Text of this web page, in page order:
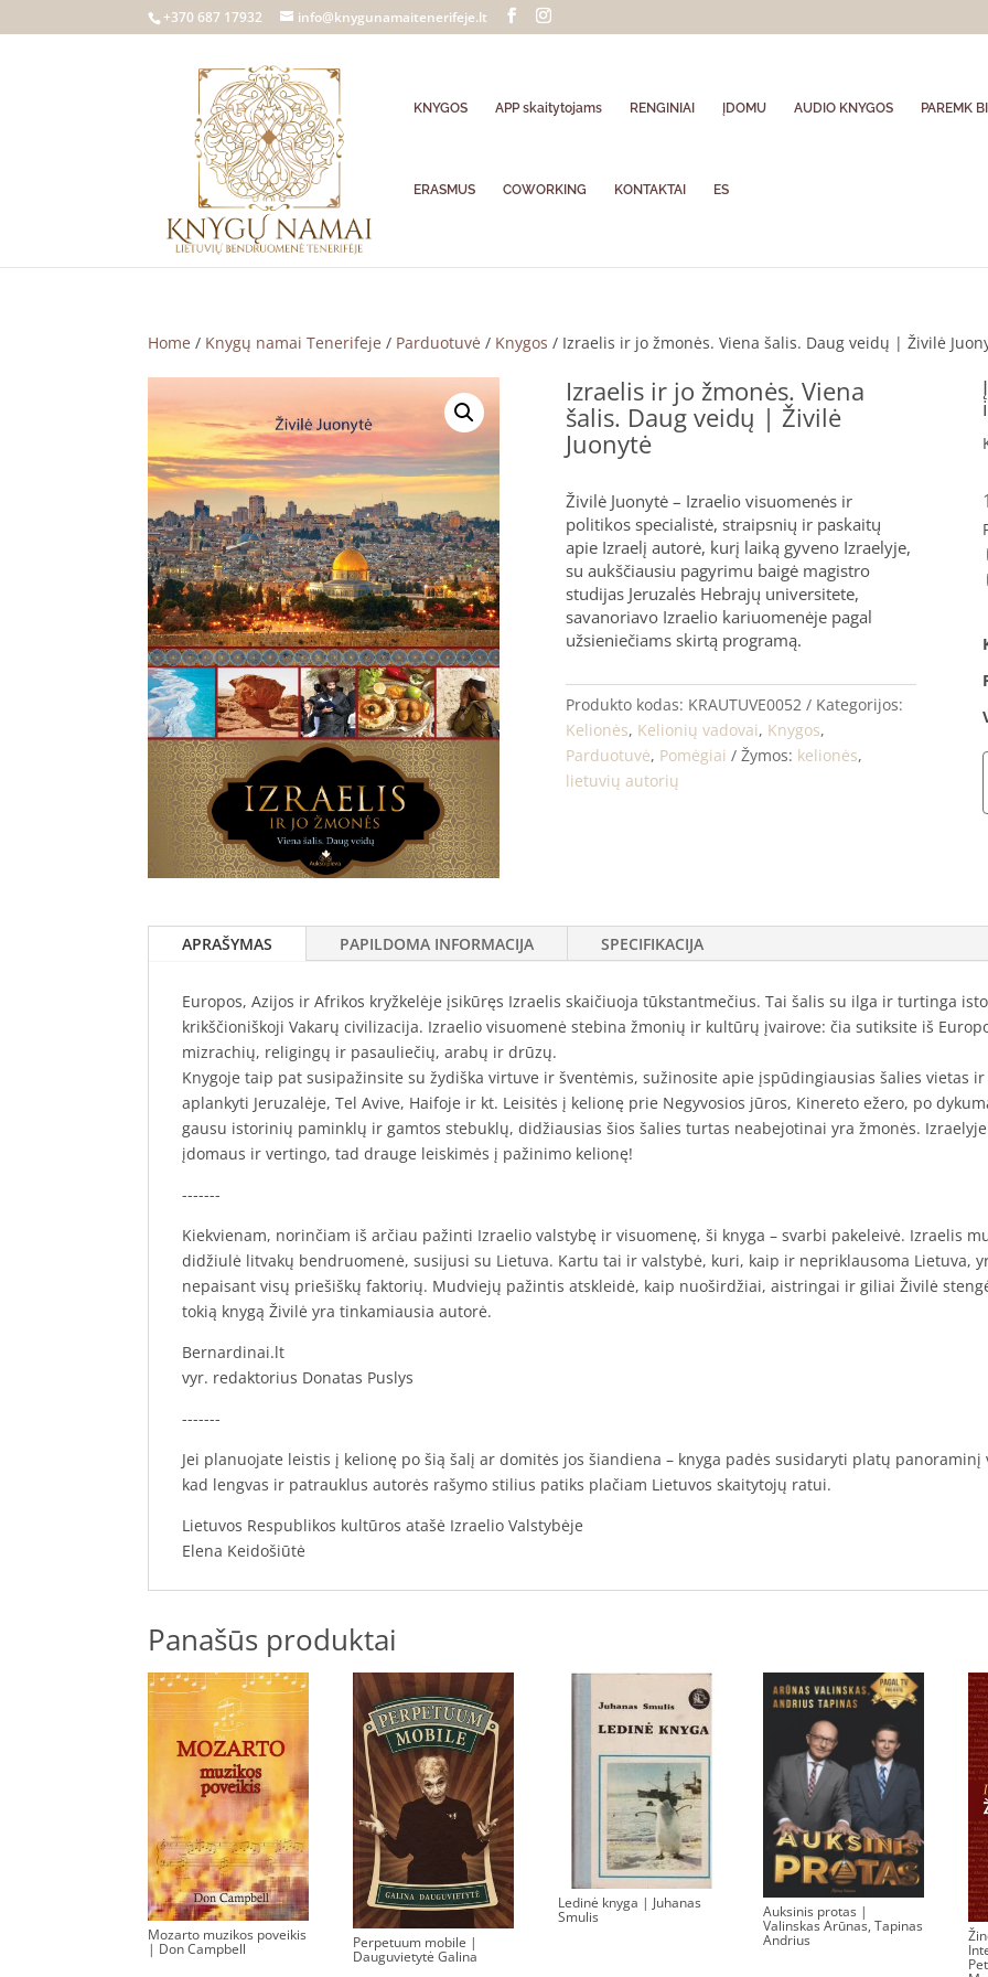
+370 687 17932 info@knygunamaitenerifeje.lt
KNYGOS APP skaitytojams RENGINIAI ĮDOMU AUDIO KNYGOS PAREMK
ERASMUS COWORKING KONTAKTAI ES
Home / Knygų namai Tenerifeje / Parduotuvė / Knygos / Izraelis ir jo žmonės. Viena šalis. Daug veidų | Živilė
Izraelis ir jo žmonės. Viena
šalis. Daug veidų | Živilė
Juonytė
Živilė Juonytė – Izraelio visuomenės ir
politikos specialistė, straipsnių ir paskaitų
apie Izraelį autorė, kurį laiką gyveno Izraelyje,
su aukščiausiu pagyrimu baigė magistro
studijas Jeruzalės Hebrajų universitete,
savanoriavo Izraelio kariuomenėje pagal
užsieniečiams skirtą programą.
Produkto kodas: KRAUTUVE0052
Kategorijos:
Kelionės, Kelionių vadovai, Knygos,
Parduotuvė, Pomėgiai Žymos: kelionės,
lietuvių autorių
APRAŠYMAS PAPILDOMA INFORMACIJA SPECIFIKACIJA
Europos, Azijos ir Afrikos kryžkelėje įsikūręs Izraelis skaičiuoja tūkstantmečius. Tai šalis su ilga ir turtinga
krikščioniškoji Vakarų civilizacija. Izraelio visuomenė stebina žmonių ir kultūrų įvairove: čia sutiksite iš
mizrachių, religingų ir pasauliečių, arabų ir drūzų.
Knygoje taip pat susipažinsite su žydiška virtuve ir šventėmis, sužinosite apie įspūdingiausias šalies vietas
aplankyti Jeruzalėje, Tel Avive, Haifoje ir kt. Leisitės į kelionę prie Negyvosios jūros, Kinereto ežero, po
gausu istorinių paminklų ir gamtos stebuklų, didžiausias šios šalies turtas neabejotinai yra žmonės.
įdomaus ir vertingo, tad drauge leiskimės į pažinimo kelionę!
-------
Kiekvienam, norinčiam iš arčiau pažinti Izraelio valstybę ir visuomenę, ši knyga – svarbi pakeleivė. Izraelis
didžiulė litvakų bendruomenė, susijusi su Lietuva. Kartu tai ir valstybė, kuri, kaip ir nepriklausoma Lietuva,
nepaisant visų priešiškų faktorių. Mudviejų pažintis atskleidė, kaip nuoširdžiai, aistringai ir giliai Živilė
tokią knygą Živilė yra tinkamiausia autorė.
Bernardinai.lt
vyr. redaktorius Donatas Puslys
-------
Jei planuojate leistis į kelionę po šią šalį ar domitės jos šiandiena – knyga padės susidaryti platų
kad lengvas ir patrauklus autorės rašymo stilius patiks plačiam Lietuvos skaitytojų ratui.
Lietuvos Respublikos kultūros atašė Izraelio Valstybėje
Elena Keidošiūtė
Panašūs produktai
Mozarto muzikos poveikis
| Don Campbell Perpetuum mobile |
Dauguvietytė Galina
Ledinė knyga | Juhanas
Smulis Auksinis protas |
Valinskas Arūnas, Tapinas
Andrius